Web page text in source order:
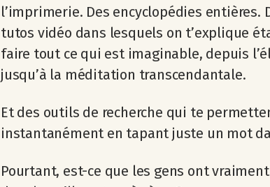
l’imprimerie. Des encyclopédies entières.
tutos vidéo dans lesquels on t’explique
faire tout ce qui est imaginable, depuis
jusqu’à la méditation transcendantale.
Et des outils de recherche qui te
instantanément en tapant juste un mot
Pourtant, est-ce que les gens ont